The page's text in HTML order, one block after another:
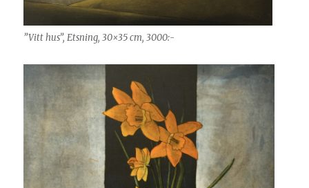
”Vitt hus”, Etsning, 30×35 cm, 3000:-